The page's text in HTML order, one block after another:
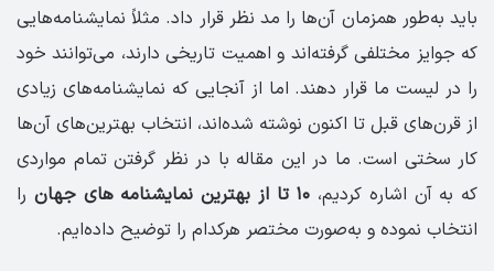
باید به‌طور همزمان آن‌ها را مد نظر قرار داد. مثلاً نمایشنامه‌هایی
که جوایز مختلفی گرفته‌اند و اهمیت تاریخی دارند، می‌توانند خود
را در لیست ما قرار دهند. اما از آنجایی که نمایشنامه‌های زیادی
از قرن‌های قبل تا اکنون نوشته شده‌اند، انتخاب بهترین‌های آن‌ها
کار سختی است. ما در این مقاله با در نظر گرفتن تمام مواردی
که به آن اشاره کردیم، ۱۰ تا از بهترین نمایشنامه‌ های جهان
را
انتخاب نموده و به‌صورت مختصر هرکدام را توضیح داده‌ایم.